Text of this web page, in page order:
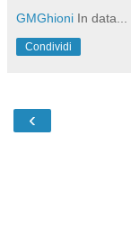
GMGhioni In data...
Condividi
‹